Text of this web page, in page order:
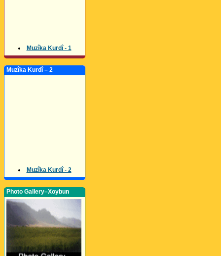
Muzîka Kurdî - 1
Muzîka Kurdî – 2
Muzîka Kurdî - 2
Photo Gallery–Xoybun